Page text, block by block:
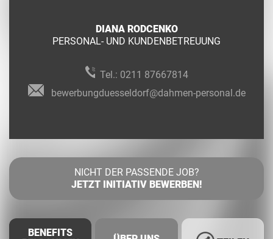
DIANA RODCENKO
PERSONAL- UND KUNDENBETREUUNG
Tel.: 0211 87667814
bewerbungduesseldorf@dahmen-personal.de
NICHT DER PASSENDE JOB?
JETZT INITIATIV BEWERBEN!
BENEFITS